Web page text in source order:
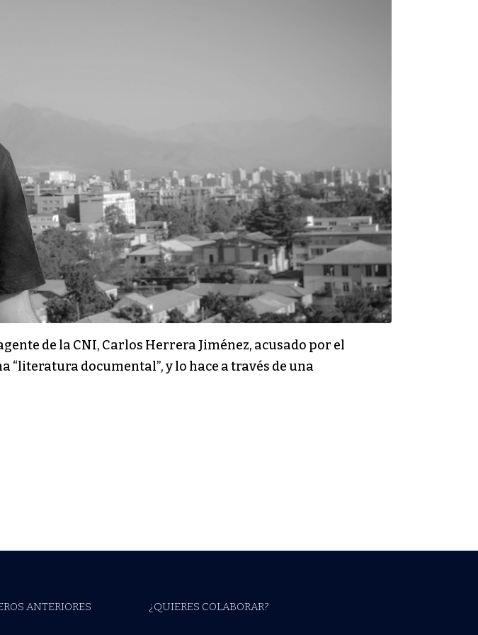
de la CNI, Carlos Herrera Jiménez, acusado por el
“literatura documental”, y lo hace a través de una
ANTERIORES ¿QUIERES COLABORAR?